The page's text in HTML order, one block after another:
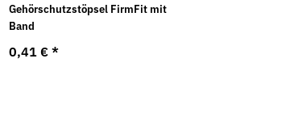
Gehörschutzstöpsel FirmFit mit
Band
0,41 €*